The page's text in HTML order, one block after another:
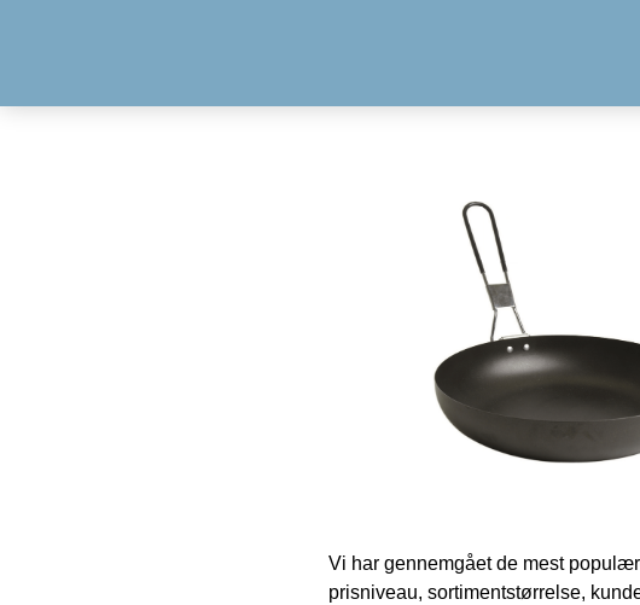
Vi har gennemgået de mest
prisniveau, sortimentstørrelse,